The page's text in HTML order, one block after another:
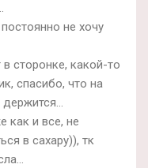
не хочу
сторонке, какой-то
спасибо, что на
как и все, не
в сахару)), тк